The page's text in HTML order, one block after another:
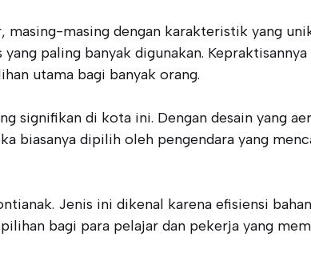
masing dengan karakteristik yang
paling banyak digunakan.
utama bagi banyak orang.
signifikan di kota ini. Dengan desain yang
biasanya dipilih oleh pengendara yang
Jenis ini dikenal karena efisiensi
bagi para pelajar dan pekerja yang